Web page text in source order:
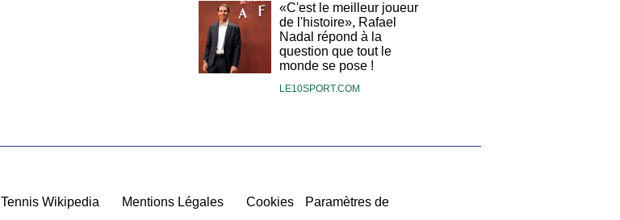
«C'est le meilleur joueur
de l'histoire», Rafael
Nadal répond à la
question que tout le
monde se pose !
LE10SPORT.COM
Tennis Wikipedia Mentions Légales Cookies
Paramètres de